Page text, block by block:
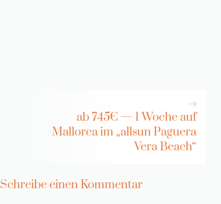
ab 745€ — 1 Woche auf
Mallorca im „allsun Paguera
Vera Beach“
Schreibe einen Kommentar